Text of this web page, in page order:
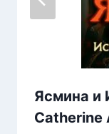
Ясмина и
Catherine